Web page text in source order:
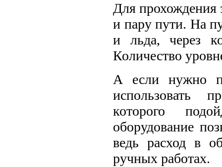
Для прохождения
и пару пути. На
и льда, через
Количество
А если нужно
использовать
которого
оборудование
ведь расход в
ручных работах.